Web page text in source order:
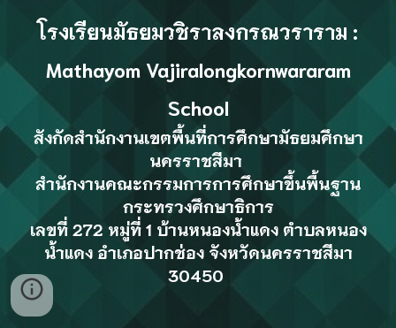
โรงเรียนมัธยมวชิราลงกรณวราราม :
Mathayom Vajiralongkornwararam
School
สังกัดสำนักงานเขตพื้นที่การศึกษามัธยมศึกษา
นครราชสีมา
สำนักงานคณะกรรมการการศึกษาขึ้นพื้นฐาน
กระทรวงศึกษาธิการ
เลขที่ 272 หมู่ที่ 1 บ้านหนองน้ำแดงตำบลหนอง
น้ำแดง อำเภอปากช่อง จังหวัดนครราชสีมา
30450